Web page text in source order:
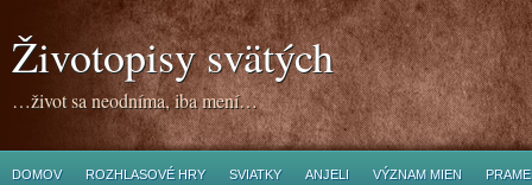
Životopisy svätých
…život sa neodníma, iba mení…
DOMOV ROZHLASOVÉ HRY SVIATKY ANJELI VÝZNAM MIEN